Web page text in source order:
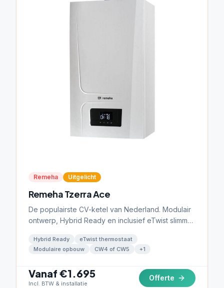
Remeha Uitgelicht
Remeha Tzerra Ace
De populairste CV-ketel van Nederland. Modulair
ontwerp, Hybrid Ready en inclusief eTwist slimme
Hybrid Ready
eTwist thermostaat
Modulaire opbouw
CW4 of CW5 +1
Vanaf €1.695
Incl. BTW & installatie
Offerte